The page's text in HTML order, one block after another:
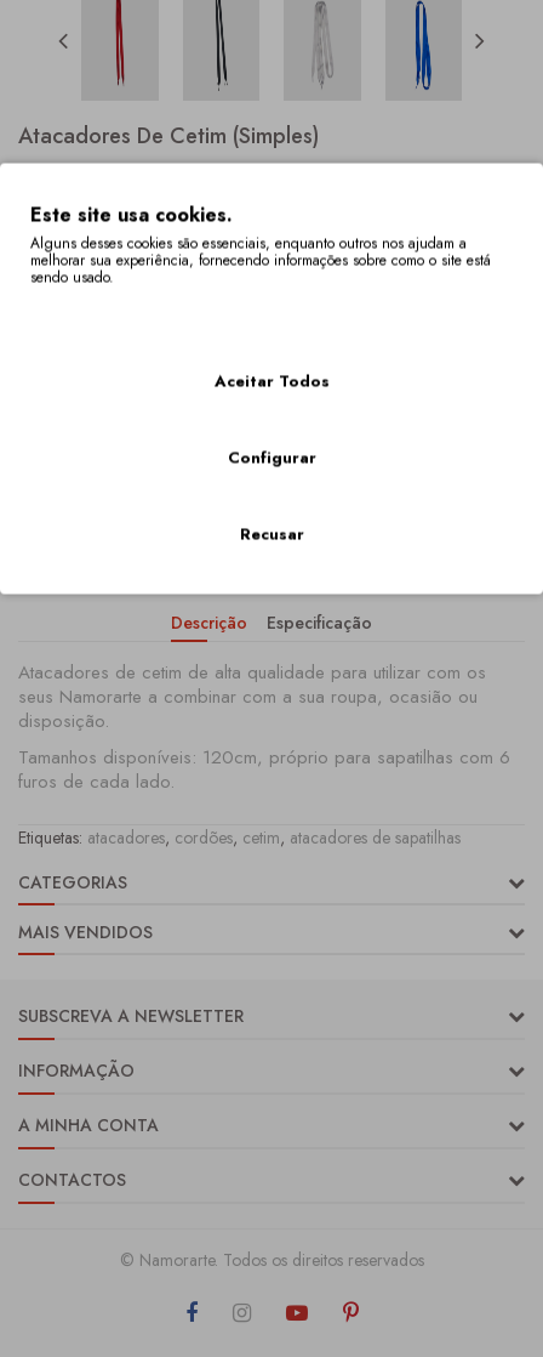
Atacadores De Cetim (Simples)
Descrição Especificação
Atacadores de cetim de alta qualidade para utilizar com os
seus Namorarte a combinar com a sua roupa, ocasião ou
disposição.
Tamanhos disponíveis: 120cm, próprio para sapatilhas com 6
furos de cada lado.
Etiquetas: atacadores, cordões, cetim, atacadores de sapatilhas
CATEGORIAS
MAIS VENDIDOS
SUBSCREVA A NEWSLETTER
INFORMAÇÃO
A MINHA CONTA
CONTACTOS
© Namorarte. Todos os direitos reservados
Este site usa cookies.
Alguns desses cookies são essenciais, enquanto outros nos ajudam a
melhorar sua experiência, fornecendo informações sobre como o site está
sendo usado.
Aceitar Todos
Configurar
Recusar